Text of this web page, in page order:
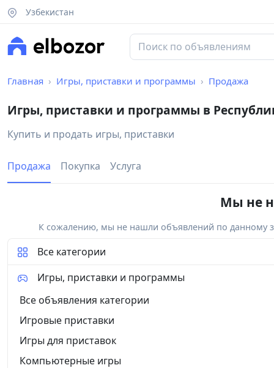
Узбекистан
Главная Игры, приставки и программы Продажа
Игры, приставки и программы в
Купить и продать игры, приставки
Продажа Покупка Услуга
Мы не
К сожалению, мы не нашли объявлений по данному
Все категории
Игры, приставки и программы
Все объявления категории
Игровые приставки
Игры для приставок
Компьютерные игры